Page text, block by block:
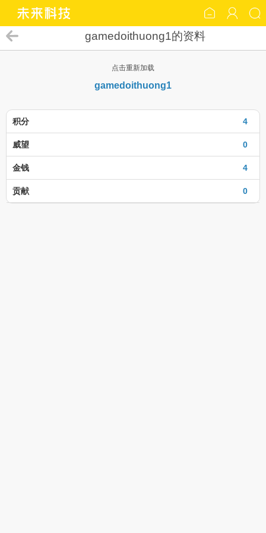
gamedoithuong1的资料
点击重新加载
gamedoithuong1
4
积分
0
威望
4
金钱
0
贡献